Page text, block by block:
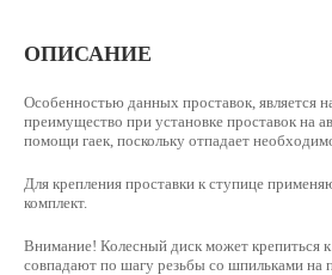
ОПИСАНИЕ
Особенностью данных проставок, является
преимущество при установке проставок на
помощи гаек, поскольку отпадает
Для крепления проставки к ступице
комплект.
Внимание! Колесный диск может крепиться
совпадают по шагу резьбы со шпильками на